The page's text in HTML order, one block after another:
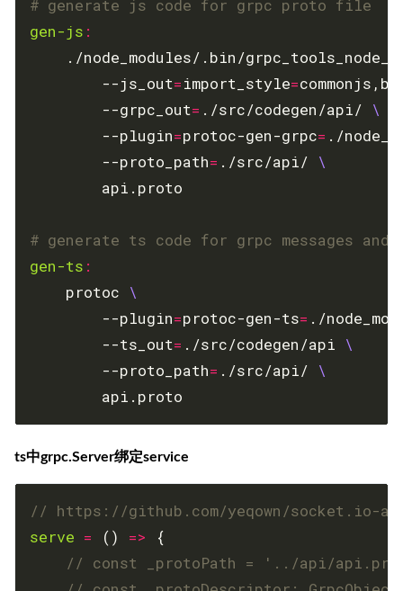
gen-js :
./node_modules/.bin/
		--js_out
=import_style=
		--grpc_out
= ./src/codegen/api/
		--plugin
=protoc-gen-grpc= ./
		--proto_path
= ./src/api/
gen-ts :
	protoc
		--plugin
=protoc-gen-ts= ./
		--ts_out
= ./src/codegen/api
		--proto_path
= ./src/api/
ts中grpc.Server绑定service
serve = () =>